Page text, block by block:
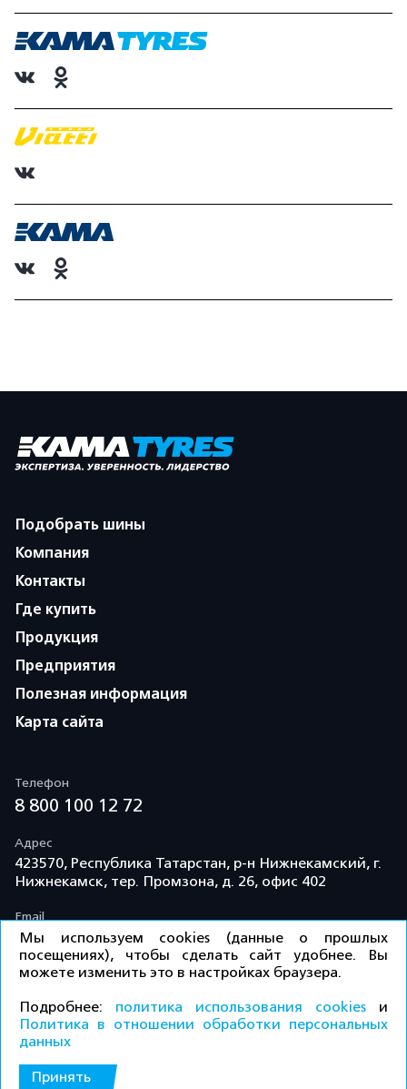
Подобрать шины
Компания
Контакты
Где купить
Продукция
Предприятия
Полезная информация
Карта сайта
Телефон
8 800 100 12 72
Адрес
423570, Республика Татарстан, р-н Нижнекамский, г.
Нижнекамск, тер. Промзона, д. 26, офис 402
Email
info@td-kama.com
©ООО «Торговый дом «Кама» 2026 / Все права
защищены.
Политика конфиденциальности
Мы используем cookies (данные о прошлых
посещениях), чтобы сделать сайт удобнее. Вы
можете изменить это в настройках браузера.
Подробнее: политика использования cookies и
Политика в отношении обработки персональных
данных
Принять